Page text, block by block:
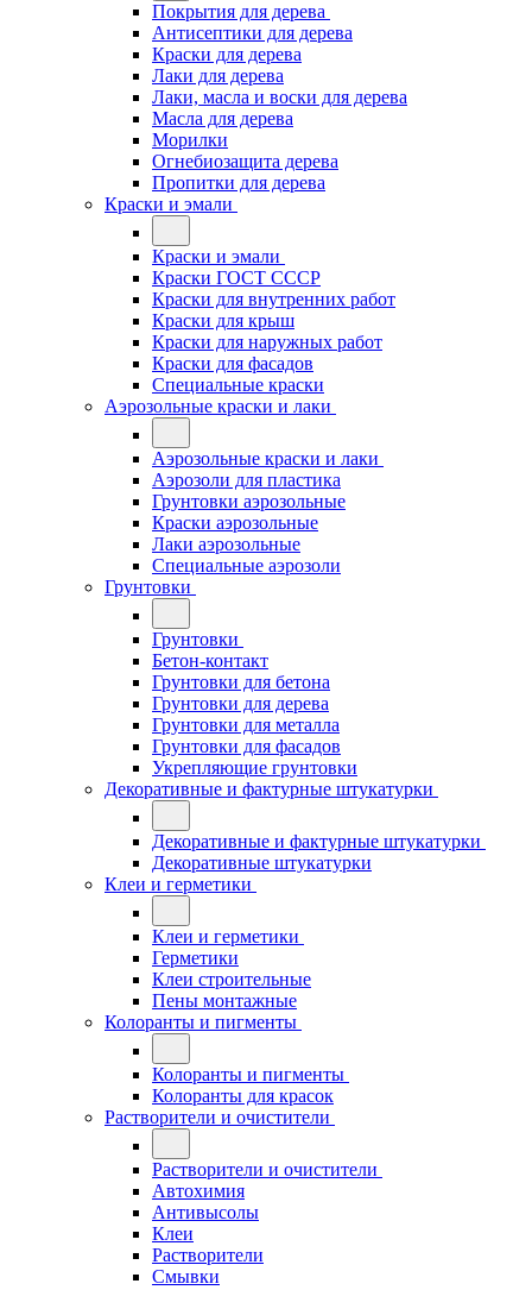
Покрытия для дерева
Антисептики для дерева
Краски для дерева
Лаки для дерева
Лаки, масла и воски для дерева
Масла для дерева
Морилки
Огнебиозащита дерева
Пропитки для дерева
Краски и эмали
Краски и эмали
Краски ГОСТ СССР
Краски для внутренних работ
Краски для крыш
Краски для наружных работ
Краски для фасадов
Специальные краски
Аэрозольные краски и лаки
Аэрозольные краски и лаки
Аэрозоли для пластика
Грунтовки аэрозольные
Краски аэрозольные
Лаки аэрозольные
Специальные аэрозоли
Грунтовки
Грунтовки
Бетон-контакт
Грунтовки для бетона
Грунтовки для дерева
Грунтовки для металла
Грунтовки для фасадов
Укрепляющие грунтовки
Декоративные и фактурные штукатурки
Декоративные и фактурные штукатурки
Декоративные штукатурки
Клеи и герметики
Клеи и герметики
Герметики
Клеи строительные
Пены монтажные
Колоранты и пигменты
Колоранты и пигменты
Колоранты для красок
Растворители и очистители
Растворители и очистители
Автохимия
Антивысолы
Клеи
Растворители
Смывки